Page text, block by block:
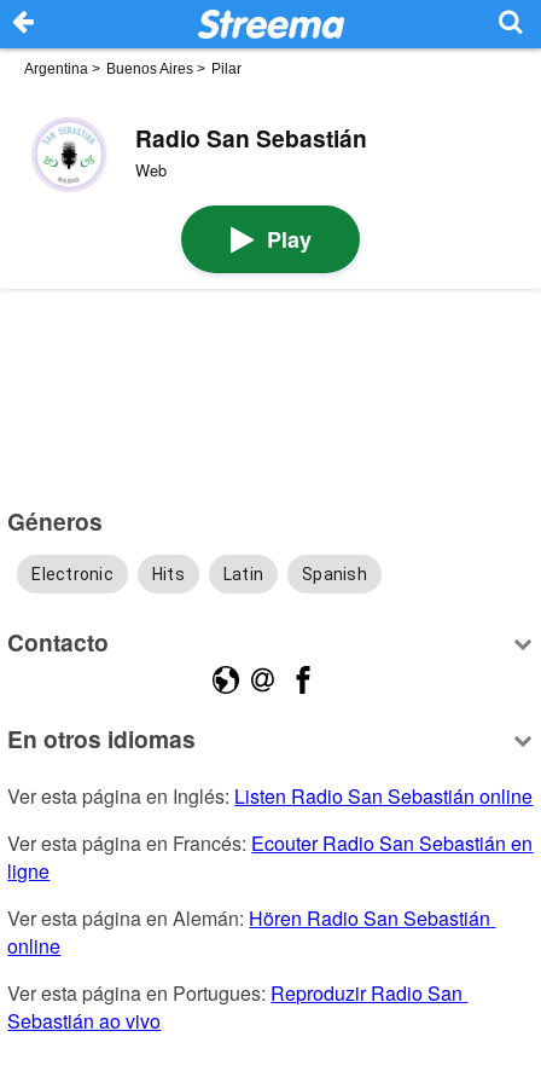
Argentina > Buenos Aires > Pilar
Radio San Sebastián
Web
Play
Géneros
Electronic Hits Latin Spanish
Contacto
En otros idiomas
Ver esta página en Inglés: Listen Radio San Sebastián online
Ver esta página en Francés: Ecouter Radio San Sebastián en
ligne
Ver esta página en Alemán: Hören Radio San Sebastián
online
Ver esta página en Portugues: Reproduzir Radio San
Sebastián ao vivo